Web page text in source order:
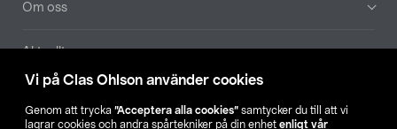
Vi på Clas Ohlson använder cookies
Genom att trycka ”Acceptera alla cookies” samtycker du till att vi
lagrar cookies och andra spårtekniker på din enhet enligt vår
Om oss
Aktuellt